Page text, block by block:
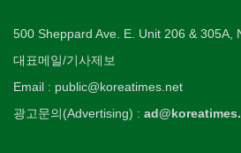
500 Sheppard Ave. E. Unit 206 & 305A,
대표메일/기사제보
Email : public@koreatimes.net
광고문의(Advertising) :